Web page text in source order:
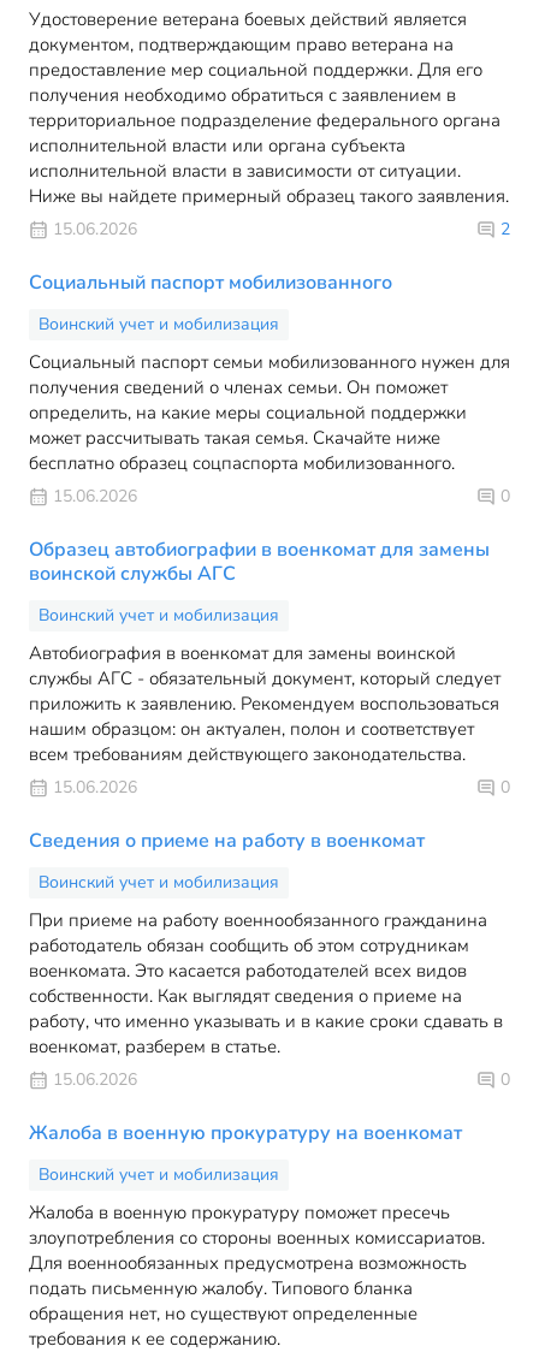
Удостоверение ветерана боевых действий является
документом, подтверждающим право ветерана на
предоставление мер социальной поддержки. Для его
получения необходимо обратиться с заявлением в
территориальное подразделение федерального органа
исполнительной власти или органа субъекта
исполнительной власти в зависимости от ситуации.
Ниже вы найдете примерный образец такого заявления.
15.06.2026 2
Социальный паспорт мобилизованного
Воинский учет и мобилизация
Социальный паспорт семьи мобилизованного нужен для
получения сведений о членах семьи. Он поможет
определить, на какие меры социальной поддержки
может рассчитывать такая семья. Скачайте ниже
бесплатно образец соцпаспорта мобилизованного.
15.06.2026 0
Образец автобиографии в военкомат для замены
воинской службы АГС
Воинский учет и мобилизация
Автобиография в военкомат для замены воинской
службы АГС - обязательный документ, который следует
приложить к заявлению. Рекомендуем воспользоваться
нашим образцом: он актуален, полон и соответствует
всем требованиям действующего законодательства.
15.06.2026 0
Сведения о приеме на работу в военкомат
Воинский учет и мобилизация
При приеме на работу военнообязанного гражданина
работодатель обязан сообщить об этом сотрудникам
военкомата. Это касается работодателей всех видов
собственности. Как выглядят сведения о приеме на
работу, что именно указывать и в какие сроки сдавать в
военкомат, разберем в статье.
15.06.2026 0
Жалоба в военную прокуратуру на военкомат
Воинский учет и мобилизация
Жалоба в военную прокуратуру поможет пресечь
злоупотребления со стороны военных комиссариатов.
Для военнообязанных предусмотрена возможность
подать письменную жалобу. Типового бланка
обращения нет, но существуют определенные
требования к ее содержанию.